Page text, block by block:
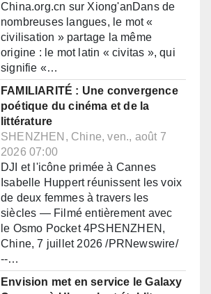
China.org.cn sur Xiong'anDans de
nombreuses langues, le mot «
civilisation » partage la même
origine : le mot latin « civitas », qui
signifie «…
FAMILIARITÉ : Une convergence
poétique du cinéma et de la
littérature
SHENZHEN, Chine, ven., août 7
2026 07:00
DJI et l'icône primée à Cannes
Isabelle Huppert réunissent les voix
de deux femmes à travers les
siècles — Filmé entièrement avec
le Osmo Pocket 4PSHENZHEN,
Chine, 7 juillet 2026 /PRNewswire/
--…
Envision met en service le Galaxy